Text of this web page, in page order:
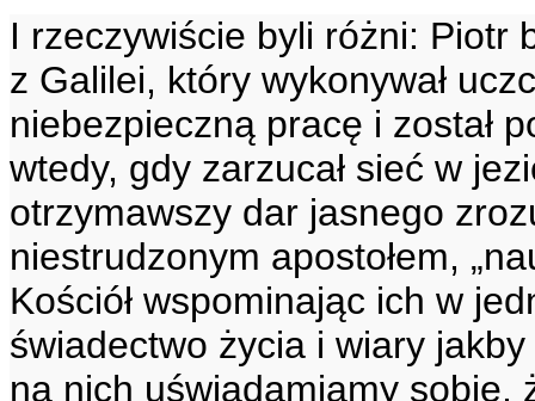
I rzeczywiście byli różni: Piotr
z Galilei, który wykonywał
niebezpieczną pracę i został
wtedy, gdy zarzucał sieć w
otrzymawszy dar jasnego
niestrudzonym apostołem,
Kościół wspominając ich w
świadectwo życia i wiary
na nich uświadamiamy sobie,